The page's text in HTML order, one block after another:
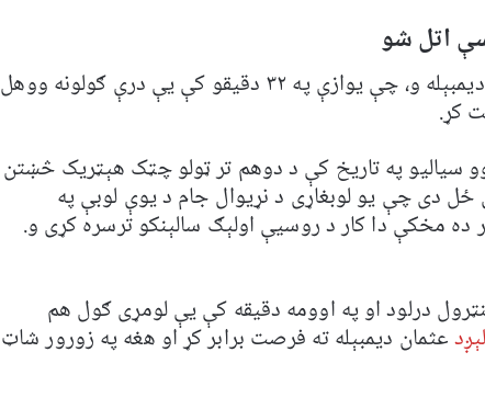
اتل شو
د فرانسې د بریا اصلي ستوری عثمان دیمبېله و، چې یوازې په ۳۲ دقیقو کې یې درې ګولونه ووهل
کړ.
سیالیو په تاریخ کې د دوهم تر ټولو چټک هېټریک څښتن
دا لومړی ځل دی چې یو لوبغاړی د نړیوال جام د یوې لوبې په
مخکې دا کار د روسیې اولېګ سالېنکو ترسره کړی و.
درلود او په اوومه دقیقه کې یې لومړی ګول هم
عثمان دیمبېله ته فرصت برابر کړ او هغه په زورور شاټ